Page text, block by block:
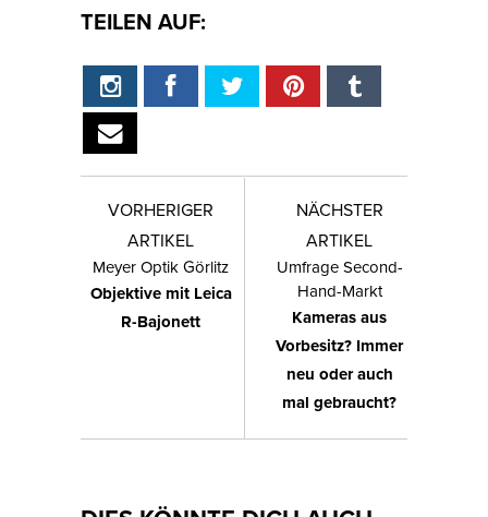
TEILEN AUF:
VORHERIGER
ARTIKEL
Meyer Optik Görlitz
Objektive mit Leica
R-Bajonett
NÄCHSTER
ARTIKEL
Umfrage Second-
Hand-Markt
Kameras aus
Vorbesitz? Immer
neu oder auch
mal gebraucht?